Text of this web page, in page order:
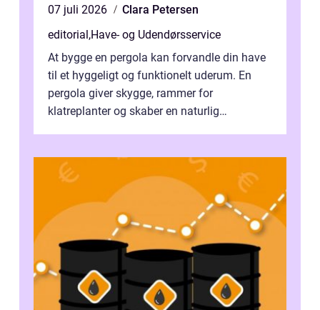
07 juli 2026
Clara Petersen
editorial ,Have- og Udendørsservice
At bygge en pergola kan forvandle din have
til et hyggeligt og funktionelt uderum. En
pergola giver skygge, rammer for
klatreplanter og skaber en naturlig